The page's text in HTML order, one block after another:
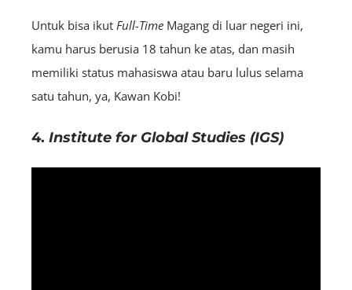
Untuk bisa ikut Full-Time Magang di luar negeri ini,
kamu harus berusia 18 tahun ke atas, dan masih
memiliki status mahasiswa atau baru lulus selama
satu tahun, ya, Kawan Kobi!
4. Institute for Global Studies (IGS)